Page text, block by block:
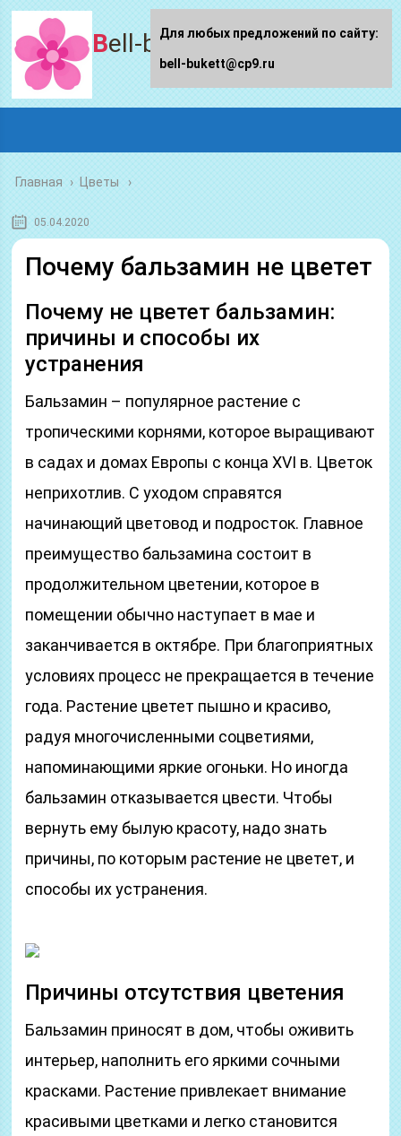
Bell-bukett.ru
Главная › Цветы
05.04.2020
Почему бальзамин не цветет
Почему не цветет бальзамин:
причины и способы их
устранения
Бальзамин – популярное растение с
тропическими корнями, которое выращивают
в садах и домах Европы с конца XVI в. Цветок
неприхотлив. С уходом справятся
начинающий цветовод и подросток. Главное
преимущество бальзамина состоит в
продолжительном цветении, которое в
помещении обычно наступает в мае и
заканчивается в октябре. При благоприятных
условиях процесс не прекращается в течение
года. Растение цветет пышно и красиво,
радуя многочисленными соцветиями,
напоминающими яркие огоньки. Но иногда
бальзамин отказывается цвести. Чтобы
вернуть ему былую красоту, надо знать
причины, по которым растение не цветет, и
способы их устранения.
Причины отсутствия цветения
Бальзамин приносят в дом, чтобы оживить
интерьер, наполнить его яркими сочными
красками. Растение привлекает внимание
красивыми цветками и легко становится
Для любых предложений по сайту:
bell-bukett@cp9.ru